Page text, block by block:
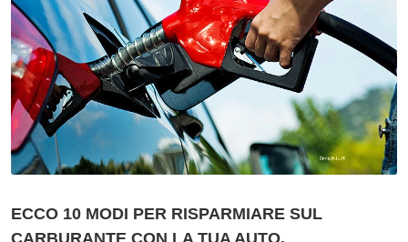
ECCO 10 MODI PER RISPARMIARE SUL
CARBURANTE CON LA TUA AUTO.